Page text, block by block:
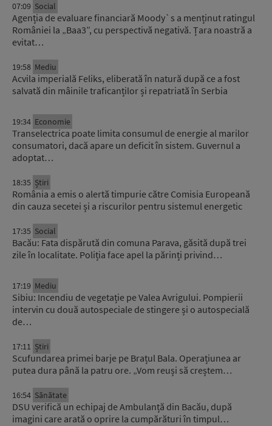
07:09 Social
Agenția de evaluare financiară Moody`s a menținut ratingul
României la „Baa3”, cu perspectivă negativă. Țara noastră a
evitat…
19:58 Mediu
Acvila imperială Feliks, eliberată în natură după ce a fost
salvată din mâinile traficanților și repatriată în Serbia
19:34 Economie
Transelectrica poate limita consumul de energie al marilor
consumatori, dacă apare un deficit în sistem. Guvernul a
adoptat…
18:35 Știri
România a emis o alertă timpurie către Comisia Europeană
din cauza secetei și a riscurilor pentru sistemul energetic
17:35 Social
Bacău: Fata dispărută din comuna Parava, găsită după trei
zile în localitate. Poliția face apel la părinți privind…
17:19 Mediu
Sibiu: Incendiu de vegetație pe Valea Avrigului. Pompierii
intervin cu două autospeciale de stingere și o autospecială
de…
17:11 Știri
Scufundarea primei barje pe Brațul Bala. Operațiunea ar
putea dura până la patru ore. „Vom reuși să creștem…
16:54 Sănătate
DSU verifică un echipaj de Ambulanță din Bacău, după
imagini care arată o oprire la cumpărături în timpul…